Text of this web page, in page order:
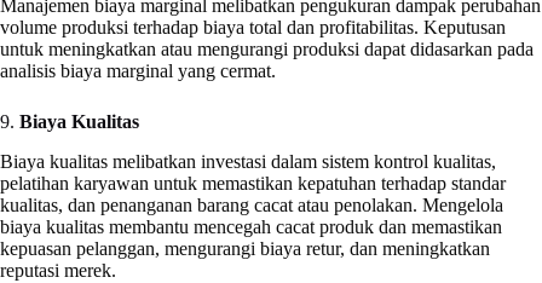
Manajemen biaya marginal melibatkan pengukuran dampak perubahan
volume produksi terhadap biaya total dan profitabilitas. Keputusan
untuk meningkatkan atau mengurangi produksi dapat didasarkan pada
analisis biaya marginal yang cermat.
9. Biaya Kualitas
Biaya kualitas melibatkan investasi dalam sistem kontrol kualitas,
pelatihan karyawan untuk memastikan kepatuhan terhadap standar
kualitas, dan penanganan barang cacat atau penolakan. Mengelola
biaya kualitas membantu mencegah cacat produk dan memastikan
kepuasan pelanggan, mengurangi biaya retur, dan meningkatkan
reputasi merek.